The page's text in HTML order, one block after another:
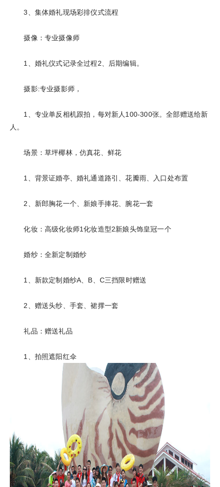
3、集体婚礼现场彩排仪式流程
摄像：专业摄像师
1、婚礼仪式记录全过程2、后期编辑。
摄影:专业摄影师，
1、专业单反相机跟拍，每对新人100-300张。全部赠送给新
人。
场景：草坪椰林，仿真花、鲜花
1、背景证婚亭、婚礼通道路引、花瓣雨、入口处布置
2、新郎胸花一个、新娘手捧花、腕花一套
化妆：高级化妆师1化妆造型2新娘头饰皇冠一个
婚纱：全新定制婚纱
1、新款定制婚纱A、B、C三挡限时赠送
2、赠送头纱、手套、裙撑一套
礼品：赠送礼品
1、拍照遮阳红伞